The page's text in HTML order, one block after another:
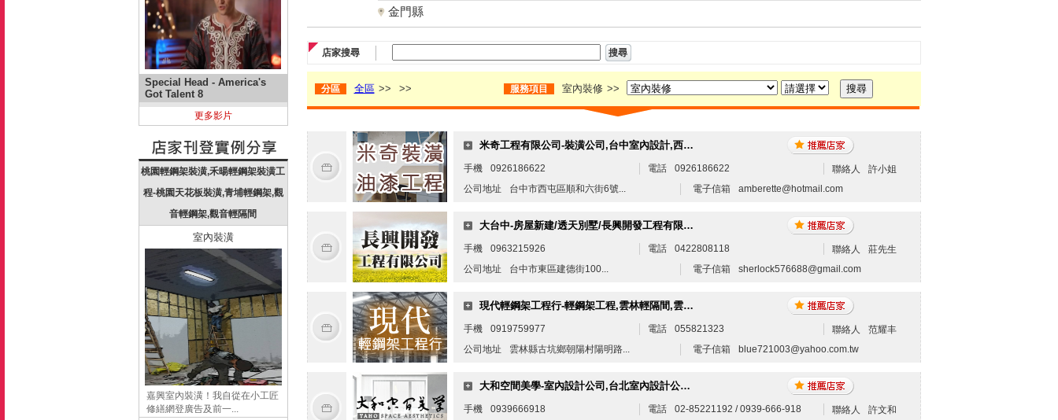
Special Head - America's
Got Talent 8
更多影片
桃園輕鋼架裝潢,禾暘輕鋼架裝潢工
程-桃園天花板裝潢,青埔輕鋼架,觀
音輕鋼架,觀音輕隔間
室內裝潢
嘉興室內裝潢！我自從在小工匠
修繕網登廣告及前一...
金門縣
店家搜尋
分區 全區 >> >> 服務項目 室內裝修 >>
米奇工程有限公司-裝潢公司,台中室內設計,西屯室內設計,台中裝潢,台中室內裝潢,台中油漆工程
手機 0926186622 電話 0926186622 聯絡人
許小姐
公司地址
台中市西屯區順和六街6號... 電子信箱 amberette@hotmail.com
大台中-房屋新建/透天別墅/長興開發工程有限公司/鋼構整修工程
手機 0963215926 電話 0422808118 聯絡人
莊先生
公司地址
台中市東區建德街100... 電子信箱 sherlock576688@gmail.com
現代輕鋼架工程行-輕鋼架工程,雲林輕隔間,雲林輕鋼架,古坑輕鋼架工程
手機 0919759977 電話 055821323 聯絡人
范耀丰
公司地址
雲林縣古坑鄉朝陽村陽明路... 電子信箱 blue721003@yahoo.com.tw
大和空間美學-室內設計公司,台北室內設計公司,三重室內設計
手機 0939666918 電話 02-85221192 / 0939-666-918 聯絡人
許文和